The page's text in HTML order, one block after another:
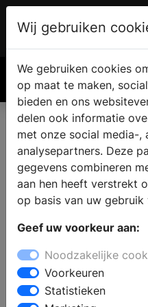
Wij gebruiken
We gebruiken cookies
op maat te maken,
bieden en ons
delen ook informatie
met onze social media-,
analysepartners. Deze
gegevens combineren
aan hen heeft verstrekt
op basis van uw gebruik
Geef uw voorkeur aan:
Noodzakelijke
Voorkeuren
Statistieken